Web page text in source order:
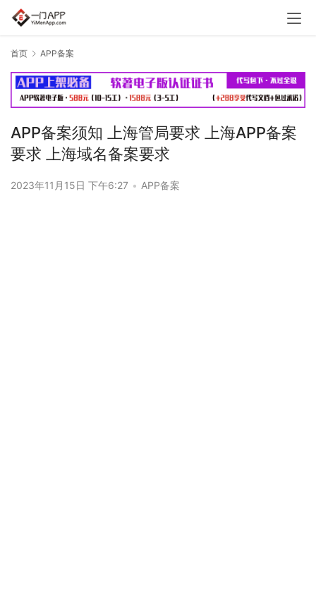
首页 APP备案
APP备案须知 上海管局要求 上海APP备案
要求 上海域名备案要求
2023年11月15日 下午6:27 • APP备案